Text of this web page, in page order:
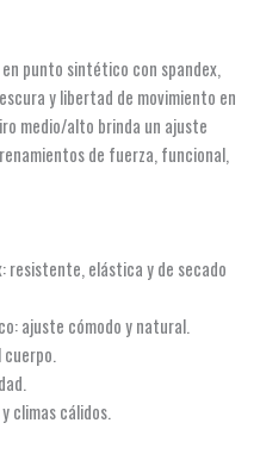
punto sintético con spandex,
y libertad de movimiento en
medio/alto brinda un ajuste
de fuerza, funcional,
resistente, elástica y de secado
ajuste cómodo y natural.
cuerpo.
climas cálidos.